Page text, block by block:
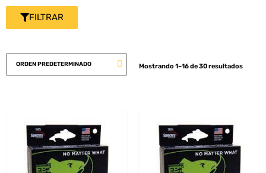
FILTRAR
Mostrando 1–16 de 30 resultados